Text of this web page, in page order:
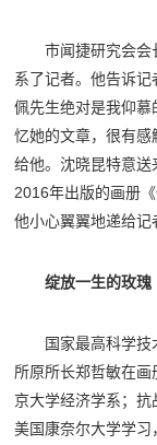
市闻捷研究会会
系了记者。他告诉
佩先生绝对是我仰
忆她的文章，很有感
给他。沈晓昆特意
2016年出版的画册
他小心翼翼地递给记
绽放一生的玫瑰
国家最高科学
所原所长郑哲敏在
京大学经济学系；
美国康奈尔大学学